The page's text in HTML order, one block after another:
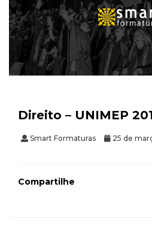
Direito – UNIMEP
Smart Formaturas 25 de
Compartilhe